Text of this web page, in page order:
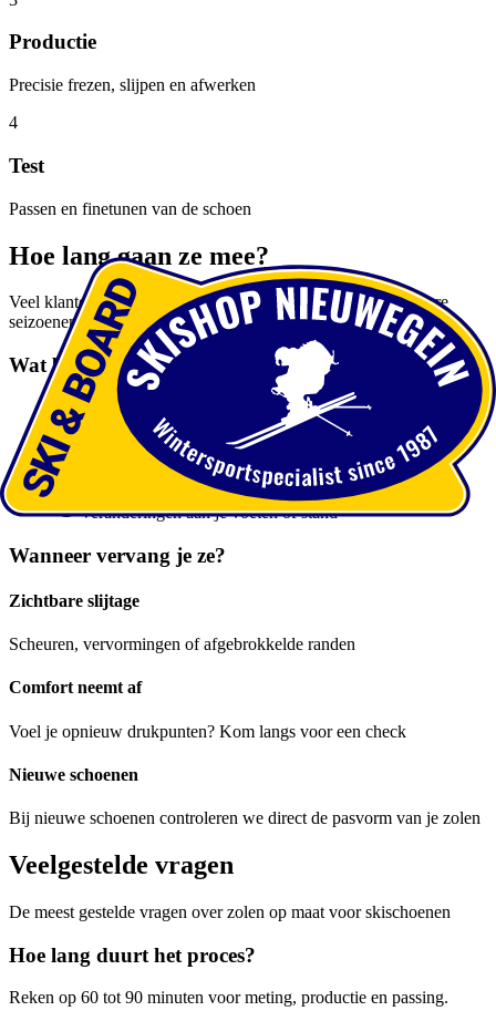
Productie
Precisie frezen, slijpen en afwerken
4
Test
Passen en finetunen van de schoen
Hoe lang gaan ze mee?
Veel klanten gebruiken hun zolen op maat gedurende meerdere
seizoenen
Wat bepaalt de levensduur?
Gebruiksfrequentie en sneeuwcondities
Onderhoud en drooggedrag
Gekozen materiaaltype
Veranderingen aan je voeten of stand
Wanneer vervang je ze?
Zichtbare slijtage
Scheuren, vervormingen of afgebrokkelde randen
Comfort neemt af
Voel je opnieuw drukpunten? Kom langs voor een check
Nieuwe schoenen
Bij nieuwe schoenen controleren we direct de pasvorm van je zolen
Veelgestelde vragen
De meest gestelde vragen over zolen op maat voor skischoenen
Hoe lang duurt het proces?
Reken op 60 tot 90 minuten voor meting, productie en passing.